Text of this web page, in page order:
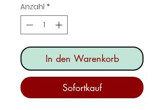
Anzahl *
In den Warenkorb
Sofortkauf